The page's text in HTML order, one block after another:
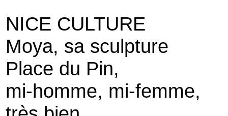
NICE CULTURE
Moya, sa sculpture
Place du Pin,
mi-homme, mi-femme,